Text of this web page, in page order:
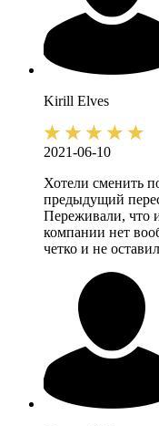
Kirill Elves
2021-06-10
Хотели сменить
предыдущий
Переживали, что
компании нет
четко и не